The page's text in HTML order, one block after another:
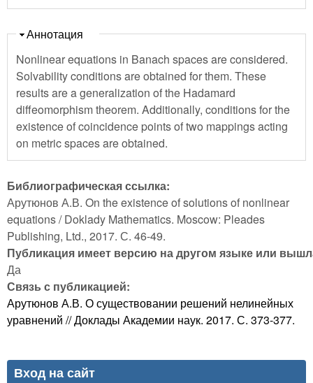
Скрыть
Аннотация
Nonlinear equations in Banach spaces are considered.
Solvability conditions are obtained for them. These
results are a generalization of the Hadamard
diffeomorphism theorem. Additionally, conditions for the
existence of coincidence points of two mappings acting
on metric spaces are obtained.
Библиографическая ссылка:
Арутюнов А.В. On the existence of solutions of nonlinear
equations / Doklady Mathematics. Moscow: Pleades
Publishing, Ltd., 2017. С. 46-49.
Публикация имеет версию на другом языке или
Да
Связь с публикацией:
Арутюнов А.В. О существовании решений нелинейных
уравнений // Доклады Академии наук. 2017. С. 373-377.
Вход на сайт